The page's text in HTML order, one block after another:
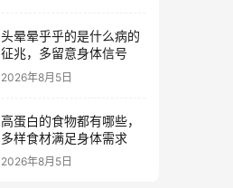
头晕晕乎乎的是什么病的
征兆，多留意身体信号
2026年8月5日
高蛋白的食物都有哪些，
多样食材满足身体需求
2026年8月5日